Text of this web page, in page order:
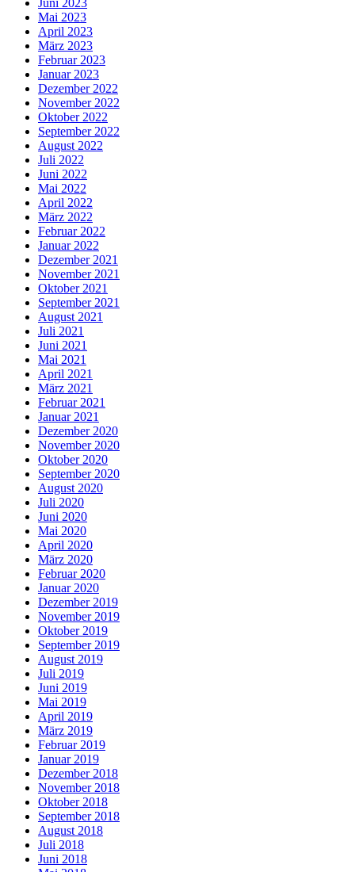
Juni 2023
Mai 2023
April 2023
März 2023
Februar 2023
Januar 2023
Dezember 2022
November 2022
Oktober 2022
September 2022
August 2022
Juli 2022
Juni 2022
Mai 2022
April 2022
März 2022
Februar 2022
Januar 2022
Dezember 2021
November 2021
Oktober 2021
September 2021
August 2021
Juli 2021
Juni 2021
Mai 2021
April 2021
März 2021
Februar 2021
Januar 2021
Dezember 2020
November 2020
Oktober 2020
September 2020
August 2020
Juli 2020
Juni 2020
Mai 2020
April 2020
März 2020
Februar 2020
Januar 2020
Dezember 2019
November 2019
Oktober 2019
September 2019
August 2019
Juli 2019
Juni 2019
Mai 2019
April 2019
März 2019
Februar 2019
Januar 2019
Dezember 2018
November 2018
Oktober 2018
September 2018
August 2018
Juli 2018
Juni 2018